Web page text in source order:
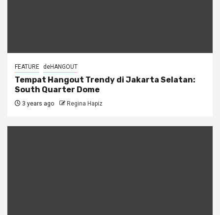
FEATURE deHANGOUT
Tempat Hangout Trendy di Jakarta Selatan:
South Quarter Dome
3 years ago Regina Hapiz